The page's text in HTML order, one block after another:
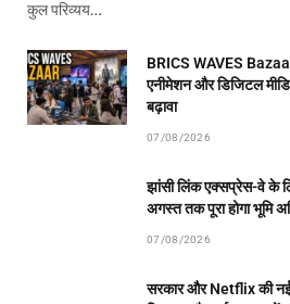
कुल परिव्यय…
BRICS WAVES
एनीमेशन और डिजिटल
बढ़ावा
07/08/2026
झांसी लिंक एक्सप्रेस-वे के
अगस्त तक पूरा होगा भूमि
07/08/2026
सरकार और Netflix की